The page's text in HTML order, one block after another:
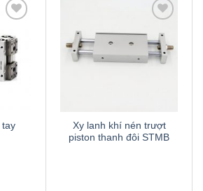
Thêm
to
wishlist
Thêm
to
wishlist
Xy lanh khí nén trượt
piston thanh đôi STMB